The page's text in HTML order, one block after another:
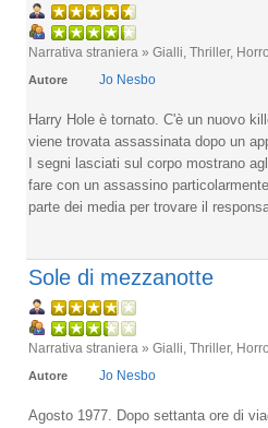
Narrativa straniera » Gialli, Thriller,
Autore Jo Nesbo
Harry Hole è tornato. C'è un nuovo
viene trovata assassinata dopo un
I segni lasciati sul corpo mostrano
fare con un assassino
parte dei media per trovare il
Sole di mezzanotte
Narrativa straniera » Gialli, Thriller,
Autore Jo Nesbo
Agosto 1977. Dopo settanta ore di